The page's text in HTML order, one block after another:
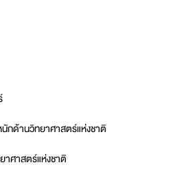
ด้านวิทยาศาสตร์แห่งชาติ
ศาสตร์แห่งชาติ